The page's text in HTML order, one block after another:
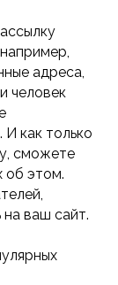
адреса,
человек
И как только
сможете
об этом.
ваш сайт.